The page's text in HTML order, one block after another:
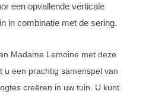
een opvallende verticale
in combinatie met de sering.
Madame Lemoine met deze
u een prachtig samenspel van
creëren in uw tuin. U kunt